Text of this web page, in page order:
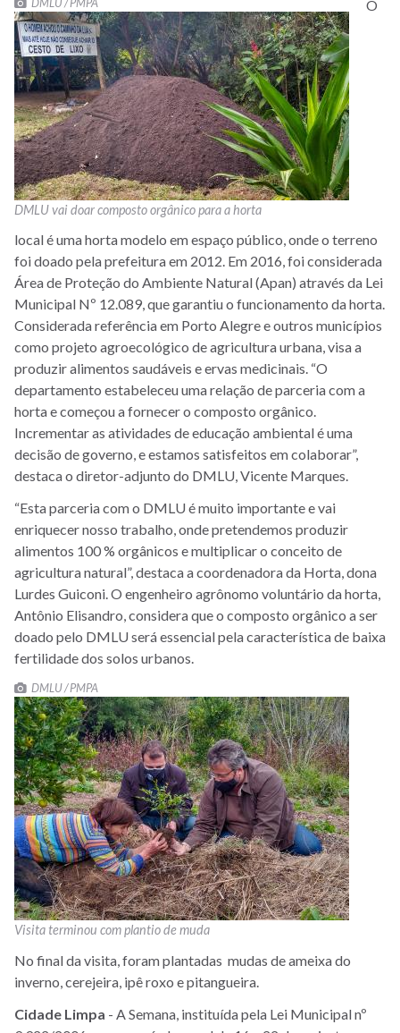
DMLU vai doar composto orgânico para a horta
O
local é uma horta modelo em espaço público, onde o terreno
foi doado pela prefeitura em 2012. Em 2016, foi considerada
Área de Proteção do Ambiente Natural (Apan) através da Lei
Municipal Nº 12.089, que garantiu o funcionamento da horta.
Considerada referência em Porto Alegre e outros municípios
como projeto agroecológico de agricultura urbana, visa a
produzir alimentos saudáveis e ervas medicinais. “O
departamento estabeleceu uma relação de parceria com a
horta e começou a fornecer o composto orgânico.
Incrementar as atividades de educação ambiental é uma
decisão de governo, e estamos satisfeitos em colaborar”,
destaca o diretor-adjunto do DMLU, Vicente Marques.
“Esta parceria com o DMLU é muito importante e vai
enriquecer nosso trabalho, onde pretendemos produzir
alimentos 100 % orgânicos e multiplicar o conceito de
agricultura natural”, destaca a coordenadora da Horta, dona
Lurdes Guiconi. O engenheiro agrônomo voluntário da horta,
Antônio Elisandro, considera que o composto orgânico a ser
doado pelo DMLUserá essencial pela característica de baixa
fertilidade dos solos urbanos.
DMLU / PMPA
Visita terminou com plantio de muda
No final da visita, foram plantadas mudas de ameixa do
inverno, cerejeira, ipê roxo e pitangueira.
Cidade Limpa - A Semana, instituída pela Lei Municipal nº